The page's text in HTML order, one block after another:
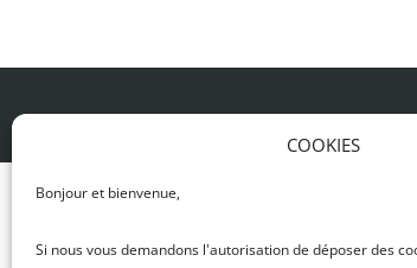
COOKIES
Bonjour et bienvenue,
Si nous vous demandons l'autorisation de déposer des
© DJ NETWORK • École de